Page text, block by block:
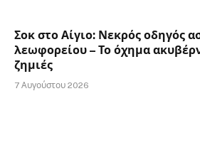
Σοκ στο Αίγιο: Νεκρός οδηγός
λεωφορείου – Το όχημα
ζημιές
7 Αυγούστου 2026